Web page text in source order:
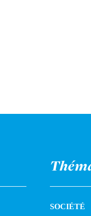
SOCIÉTÉ